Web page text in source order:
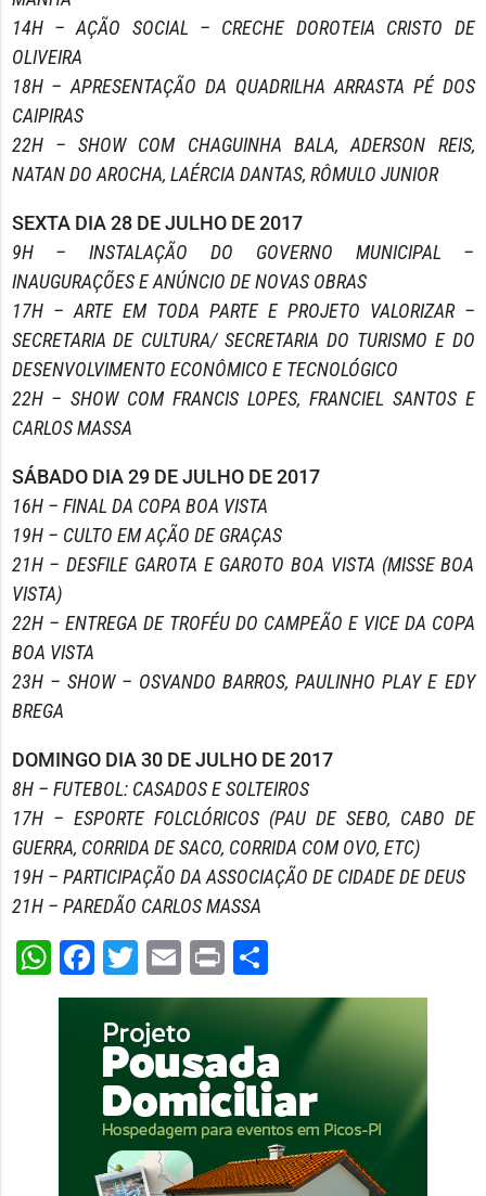
14H – AÇÃO SOCIAL – CRECHE DOROTEIA CRISTO DE
OLIVEIRA
18H – APRESENTAÇÃO DA QUADRILHA ARRASTA PÉ DOS
CAIPIRAS
22H – SHOW COM CHAGUINHA BALA, ADERSON REIS,
NATAN DO AROCHA, LAÉRCIA DANTAS, RÔMULO JUNIOR
SEXTA DIA 28 DE JULHO DE 2017
9H – INSTALAÇÃO DO GOVERNO MUNICIPAL –
INAUGURAÇÕES E ANÚNCIO DE NOVAS OBRAS
17H – ARTE EM TODA PARTE E PROJETO VALORIZAR –
SECRETARIA DE CULTURA/ SECRETARIA DO TURISMO E DO
DESENVOLVIMENTO ECONÔMICO E TECNOLÓGICO
22H – SHOW COM FRANCIS LOPES, FRANCIEL SANTOS E
CARLOS MASSA
SÁBADO DIA 29 DE JULHO DE 2017
16H – FINAL DA COPA BOA VISTA
19H – CULTO EM AÇÃO DE GRAÇAS
21H – DESFILE GAROTA E GAROTO BOA VISTA (MISSE BOA
VISTA)
22H – ENTREGA DE TROFÉU DO CAMPEÃO E VICE DA COPA
BOA VISTA
23H – SHOW – OSVANDO BARROS, PAULINHO PLAY E EDY
BREGA
DOMINGO DIA 30 DE JULHO DE 2017
8H – FUTEBOL: CASADOS E SOLTEIROS
17H – ESPORTE FOLCLÓRICOS (PAU DE SEBO, CABO DE
GUERRA, CORRIDA DE SACO, CORRIDA COM OVO, ETC)
19H – PARTICIPAÇÃO DA ASSOCIAÇÃO DE CIDADE DE DEUS
21H – PAREDÃO CARLOS MASSA
WhatsApp
Facebook
Twitter
Email
PrintShare